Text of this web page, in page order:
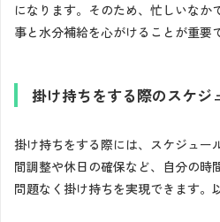
になります。そのため、忙しいなか
事と水分補給を心がけることが重要
掛け持ちをする際のスケジ
掛け持ちをする際には、スケジュー
間調整や休日の確保など、自分の時
問題なく掛け持ちを実現できます。